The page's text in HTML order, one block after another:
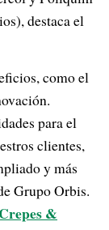
destaca el
como el
para el
clientes,
y más
Grupo Orbis.
&